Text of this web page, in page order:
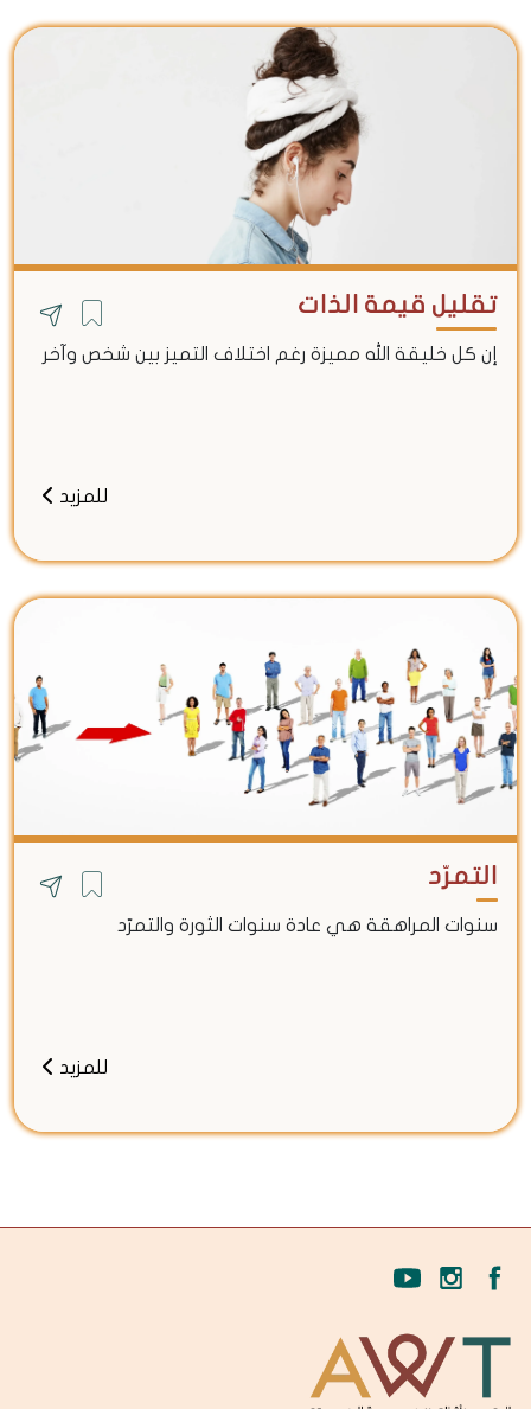
تقليل قيمة الذات
إن كل خليقة الله مميزة رغم اختلاف التميز بين شخص وآخر
للمزيد
التمرّد
سنوات المراهقة هي عادة سنوات الثورة والتمرّد
للمزيد